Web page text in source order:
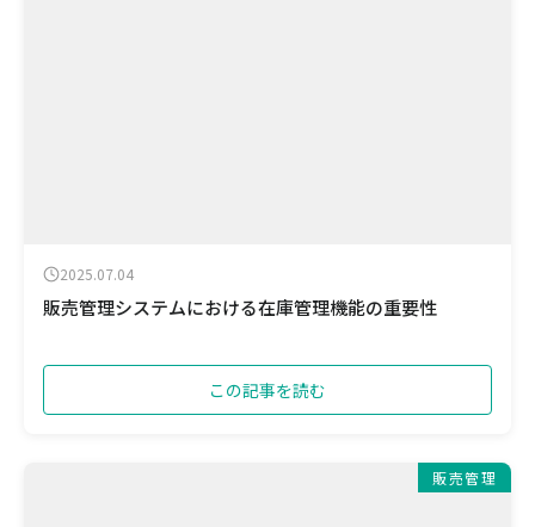
2025.07.04
販売管理システムにおける在庫管理機能の重要性
この記事を読む
販売管理